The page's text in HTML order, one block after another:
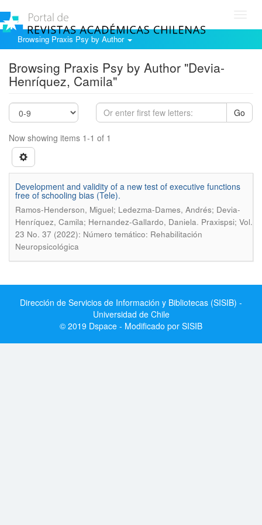
Browsing Praxis Psy by Author
Browsing Praxis Psy by Author "Devia-
Henríquez, Camila"
Go
Now showing items 1-1 of 1
Development and validity of a new test of executive functions
free of schooling bias (Tele).
Ramos-Henderson, Miguel; Ledezma-Dames, Andrés; Devia-
Henríquez, Camila; Hernandez-Gallardo, Daniela. Praxispsi; Vol.
23 No. 37 (2022): Número temático: Rehabilitación
Neuropsicológica
Dirección de Servicios de Información y Bibliotecas (SISIB) -
Universidad de Chile
© 2019 Dspace - Modificado por SISIB